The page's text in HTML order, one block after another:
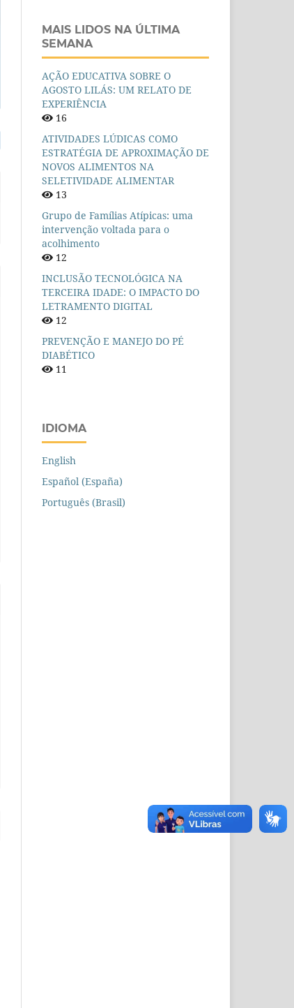
MAIS LIDOS NA ÚLTIMA
SEMANA
AÇÃO EDUCATIVA SOBRE O
AGOSTO LILÁS: UM RELATO DE
EXPERIÊNCIA
16
ATIVIDADES LÚDICAS COMO
ESTRATÉGIA DE APROXIMAÇÃO DE
NOVOS ALIMENTOS NA
SELETIVIDADE ALIMENTAR
13
Grupo de Famílias Atípicas: uma
intervenção voltada para o
acolhimento
12
INCLUSÃO TECNOLÓGICA NA
TERCEIRA IDADE: O IMPACTO DO
LETRAMENTO DIGITAL
12
PREVENÇÃO E MANEJO DO PÉ
DIABÉTICO
11
IDIOMA
English
Español (España)
Português (Brasil)